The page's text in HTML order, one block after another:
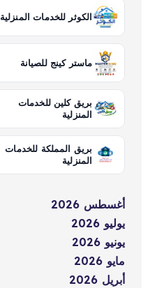
الكوثر للخدمات المنزلية
ماستر كينج للصيانة
بريق كلين للخدمات
المنزلية
بريق المملكة للخدمات
المنزلية
أغسطس 2026
يوليو 2026
يونيو 2026
مايو 2026
أبريل 2026